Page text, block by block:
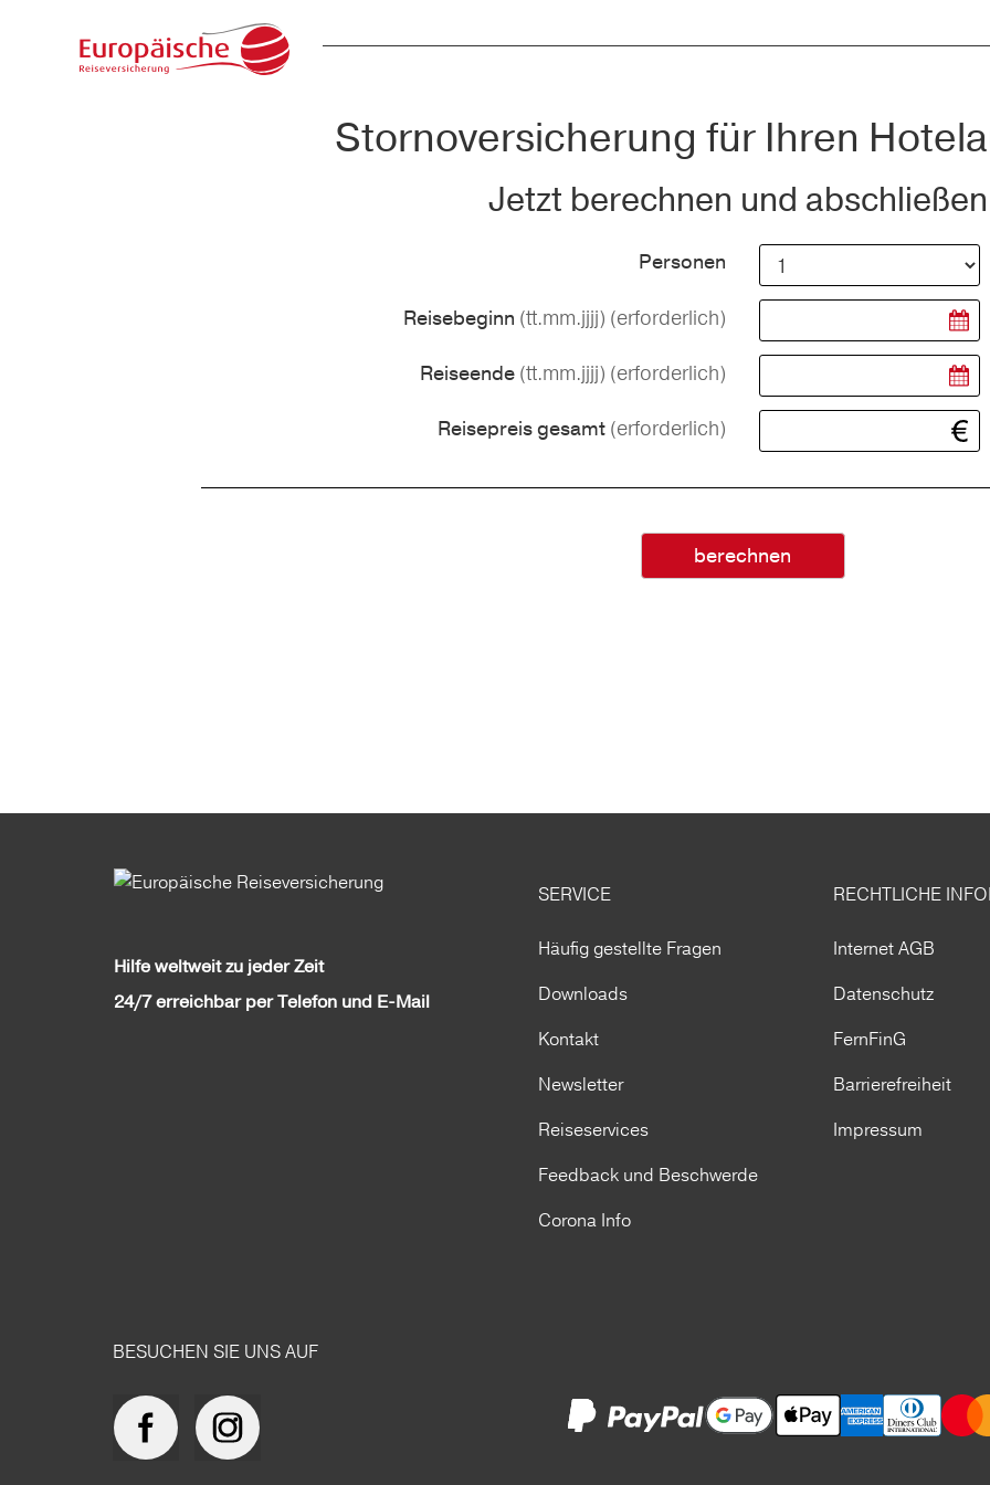
Stornoversicherung für Ihren
Jetzt berechnen und
Personen
Reisebeginn (tt.mm.jjjj) (erforderlich)
Reiseende (tt.mm.jjjj) (erforderlich)
Reisepreis gesamt (erforderlich)
berechnen
Hilfe weltweit zu jeder Zeit
24/7 erreichbar per Telefon und E-Mail
SERVICE
Häufig gestellte Fragen
Downloads
Kontakt
Newsletter
Reiseservices
Feedback und Beschwerde
Corona Info
RECHTLICHE
Internet AGB
Datenschutz
FernFinG
Barrierefreiheit
Impressum
BESUCHEN SIE UNS AUF